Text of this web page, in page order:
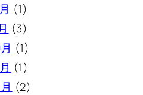
(1)
(3)
(1)
(1)
(2)